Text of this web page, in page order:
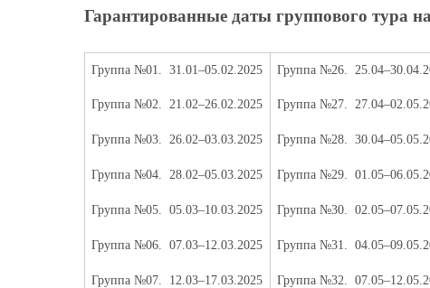
Гарантированные даты группового тура
Группа №01. 31.01–05.02.2025
Группа №02. 21.02–26.02.2025
Группа №03. 26.02–03.03.2025
Группа №04. 28.02–05.03.2025
Группа №05. 05.03–10.03.2025
Группа №06. 07.03–12.03.2025
Группа №07. 12.03–17.03.2025
Группа №26.
Группа №27.
Группа №28.
Группа №29.
Группа №30.
Группа №31.
Группа №32.